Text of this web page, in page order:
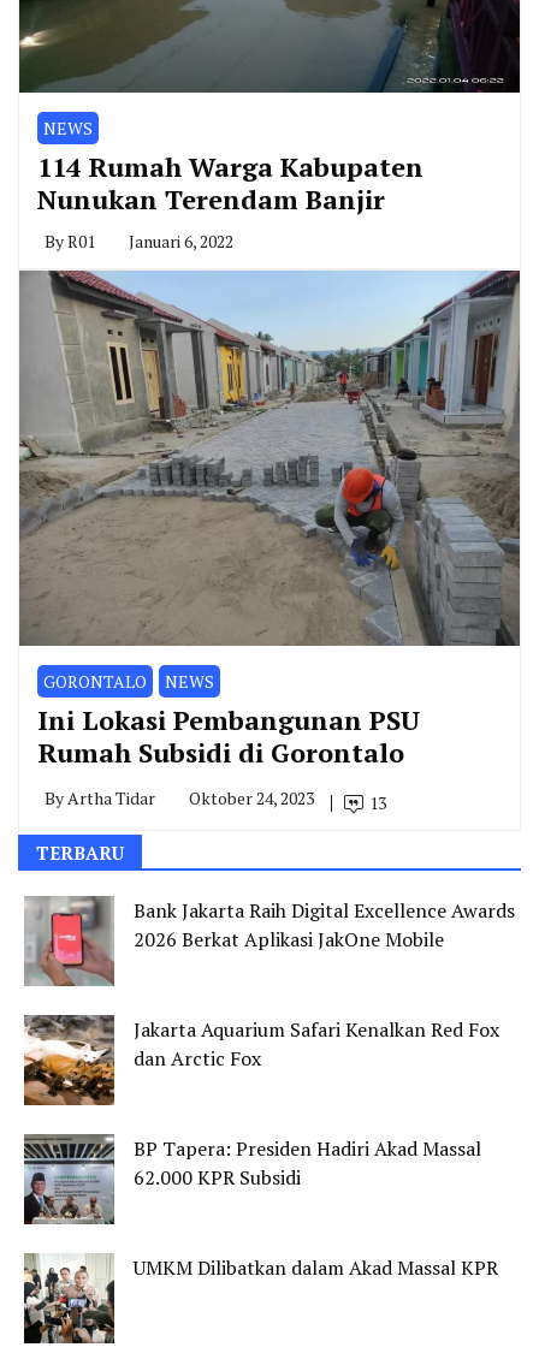
NEWS
114 Rumah Warga Kabupaten
Nunukan Terendam Banjir
ByR01 Januari 6, 2022
GORONTALO NEWS
Ini Lokasi Pembangunan PSU
Rumah Subsidi di Gorontalo
ByArtha Tidar Oktober 24, 2023 13
TERBARU
Bank Jakarta Raih Digital Excellence Awards
2026 Berkat Aplikasi JakOne Mobile
Jakarta Aquarium Safari Kenalkan Red Fox
dan Arctic Fox
BP Tapera: Presiden Hadiri Akad Massal
62.000 KPR Subsidi
UMKM Dilibatkan dalam Akad Massal KPR